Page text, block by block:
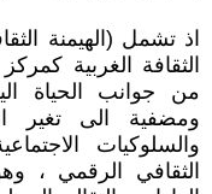
الثقافة الغربية
من جوانب الحياة
ومضفية الى تغير
والسلوكيات
الثقافي الرقمي ،